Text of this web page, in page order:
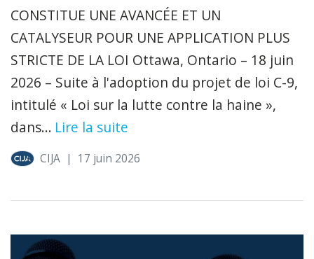
CONSTITUE UNE AVANCÉE ET UN
CATALYSEUR POUR UNE APPLICATION PLUS
STRICTE DE LA LOI Ottawa, Ontario – 18 juin
2026 – Suite à l'adoption du projet de loi C-9,
intitulé « Loi sur la lutte contre la haine »,
dans... Lire la suite
CIJA | 17 juin 2026